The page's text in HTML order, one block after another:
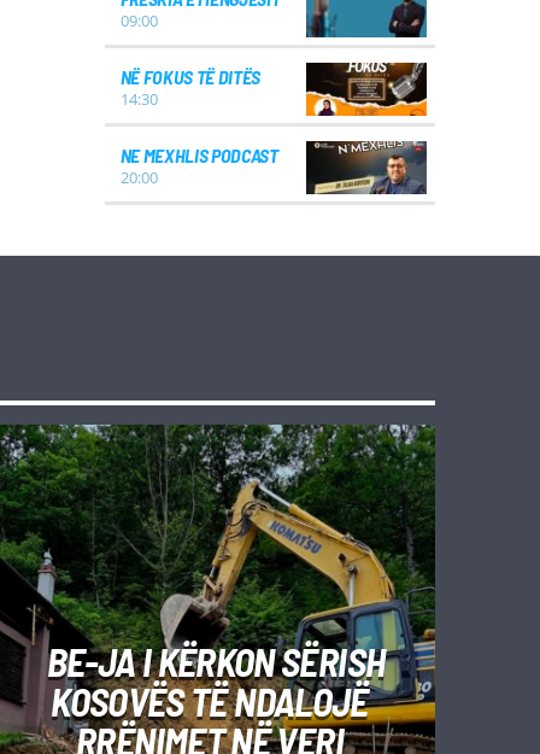
09:00
NË FOKUS TË DITËS
14:30
NE MEXHLIS PODCAST
20:00
BE-JA I KËRKON SËRISH
KOSOVËS TË NDALOJË
RRËNIMET NË VERI